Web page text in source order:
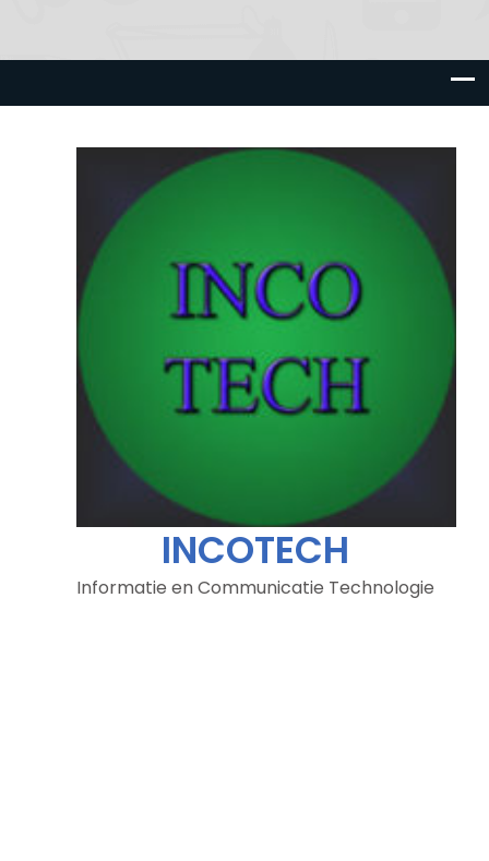
INCOTECH
Informatie en Communicatie Technologie